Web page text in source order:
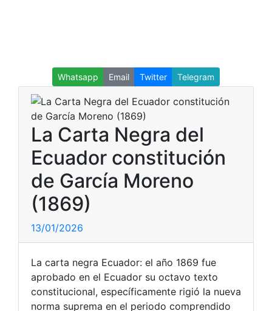
Whatsapp Email Twitter Telegram
La Carta Negra del
Ecuador constitución
de García Moreno
(1869)
13/01/2026
La carta negra Ecuador: el año 1869 fue
aprobado en el Ecuador su octavo texto
constitucional, específicamente rigió la nueva
norma suprema en el periodo comprendido